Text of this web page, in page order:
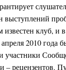
клуб, и
2010 года
участники
– рецензентов.